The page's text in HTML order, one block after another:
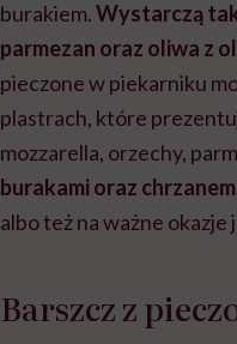
burakiem.Wystarczą
parmezan oraz oliwa z
pieczone w piekarniku
plastrach, które
mozzarella, orzechy,
burakami oraz
albo też na ważne okazje
Barszcz z